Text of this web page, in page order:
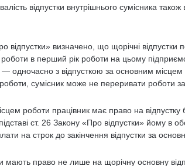
відпустки внутрішнього сумісника
відпустки» визначено, що щорічні відпустки
в перший рік роботи на цьому
одночасно з відпусткою за основним місцем
сумісник може не переривати роботи
роботи працівник має право на відпустку
ст. 26 Закону «Про відпустки» йому в
на строк до закінчення відпустки за
мають право не лише на щорічну основну